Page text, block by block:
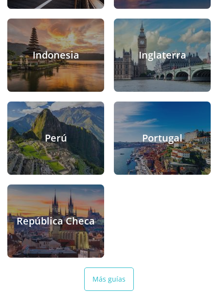
Indonesia Inglaterra
Perú Portugal
República Checa
Más guías